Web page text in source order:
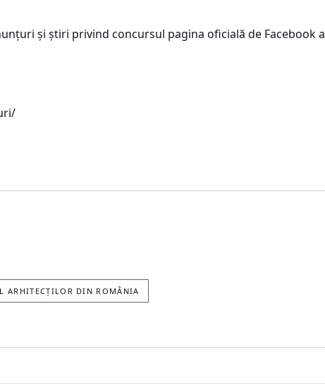
și știri privind concursul pagina oficială de Facebook a
ARHITECȚILOR DIN ROMÂNIA